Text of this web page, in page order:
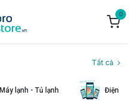
0
Tất cả
Máy lạnh - Tủ lạnh Điện